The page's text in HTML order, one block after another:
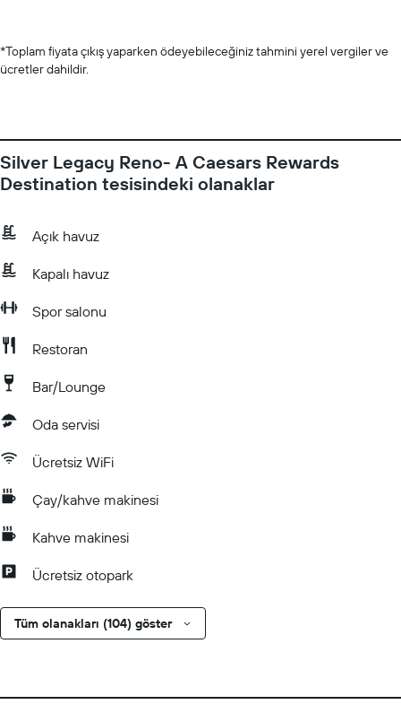
*Toplam fiyata çıkış yaparken ödeyebileceğiniz tahmini yerel vergiler ve
ücretler dahildir.
Silver Legacy Reno- A Caesars Rewards
Destination tesisindeki olanaklar
Açık havuz
Kapalı havuz
Spor salonu
Restoran
Bar/Lounge
Oda servisi
Ücretsiz WiFi
Çay/kahve makinesi
Kahve makinesi
Ücretsiz otopark
Tüm olanakları (104) göster